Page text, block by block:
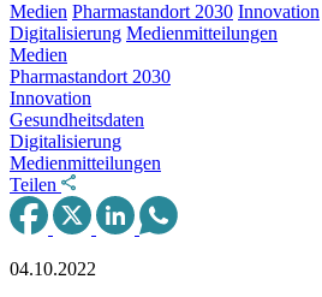
Medien Pharmastandort 2030 Innovation
Digitalisierung Medienmitteilungen
Medien
Pharmastandort 2030
Innovation
Gesundheitsdaten
Digitalisierung
Medienmitteilungen
Teilen
04.10.2022